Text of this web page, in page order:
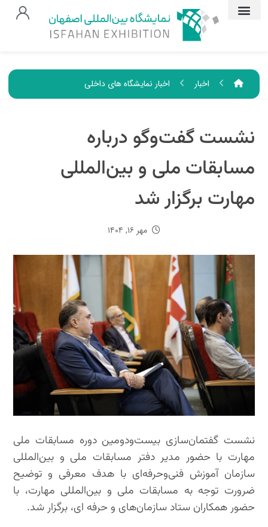
اخبار اخبار نمایشگاه های داخلی
نشست گفت‌وگو درباره
مسابقات ملی و بین‌المللی
مهارت برگزار شد
مهر ۱۶, ۱۴۰۴
نشست گفتمان‌سازی بیست‌ودومین دوره مسابقات ملی
مهارت با حضور مدیر دفتر مسابقات ملی‌ و‌ بین‌المللی
سازمان آموزش فنی‌و‌حرفه‌ای با هدف معرفی و توضیح
ضرورت توجه به مسابقات ملی و بین‌المللی مهارت، با
حضور همکاران ستاد سازمان‌های و حرفه ای، برگزار شد.